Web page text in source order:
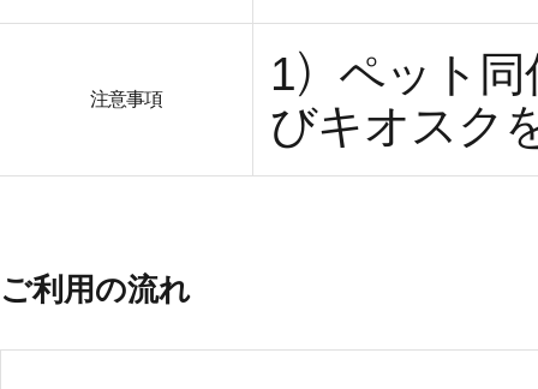
注意事項
1）ペット
びキオスク
ご利用の流れ